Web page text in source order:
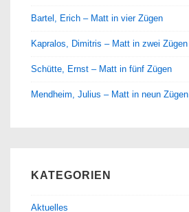
Bartel, Erich – Matt in vier Zügen
Kapralos, Dimitris – Matt in zwei Zügen
Schütte, Ernst – Matt in fünf Zügen
Mendheim, Julius – Matt in neun Zügen
KATEGORIEN
Aktuelles